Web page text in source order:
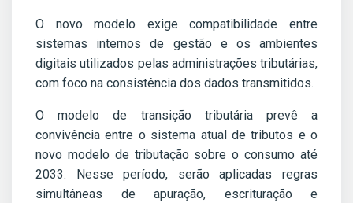
O novo modelo exige compatibilidade entre
sistemas internos de gestão e os ambientes
digitais utilizados pelas administrações tributárias,
com foco na consistência dos dados transmitidos.
O modelo de transição tributária prevê a
convivência entre o sistema atual de tributos e o
novo modelo de tributação sobre o consumo até
2033. Nesse período, serão aplicadas regras
simultâneas de apuração, escrituração e